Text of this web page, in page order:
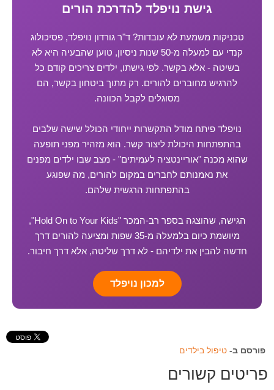
גישת נויפלד להדרכת הורים
טכניקות משמעת לא עובדות? ד"ר גורדון נויפלד, פסיכולוג
קנדי עם למעלה מ-50 שנות ניסיון, טוען שהבעיה היא לא
בשיטה - אלא בקשר. לפי גישתו, ילדים צריכים קודם כל
להרגיש מחוברים להורים. רק מתוך ביטחון בקשר, הם
מסוגלים לקבל הכוונה.
נויפלד פיתח מודל התקשרות ייחודי הכולל שישה שלבים
בהתפתחות היכולת ליצור קשר. הוא מזהיר מפני תופעה
שהוא מכנה "אוריינטציה לעמיתים" - מצב שבו ילדים מפנים
את נאמנותם לחברים במקום להורים, מה שפוגע
בהתפתחות הרגשית שלהם.
הגישה, שהוצגה בספר רב-המכר "Hold On to Your Kids",
מיושמת כיום בלמעלה מ-35 שפות ומציעה להורים דרך
חדשה להבין את ילדיהם - לא דרך שליטה, אלא דרך חיבור.
למכון נויפלד
פורסם ב- טיפול בילדים
פריטים קשורים